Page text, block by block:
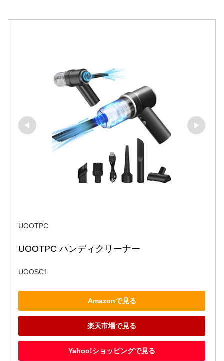
UOOTPC
UOOTPC ハンディクリーナー
UOOSC1
Amazonで見る
楽天市場で見る
Yahoo!ショッピングで見る